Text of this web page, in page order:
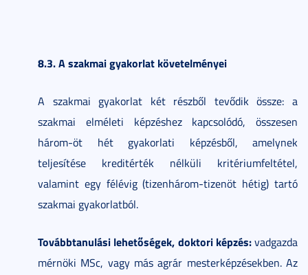
8.3. A szakmai gyakorlat követelményei
A szakmai gyakorlat két részből tevődik össze: a
szakmai elméleti képzéshez kapcsolódó, összesen
három-öt hét gyakorlati képzésből, amelynek
teljesítése kreditérték nélküli kritériumfeltétel,
valamint egy félévig (tizenhárom-tizenöt hétig) tartó
szakmai gyakorlatból.
Továbbtanulási lehetőségek, doktori képzés:vadgazda
mérnöki MSc, vagy más agrár mesterképzésekben. Az